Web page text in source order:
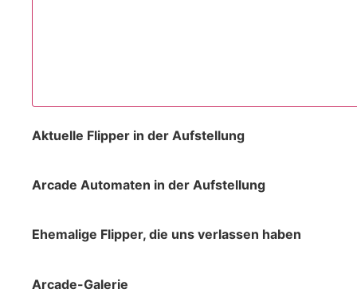
Aktuelle Flipper in der Aufstellung
Arcade Automaten in der Aufstellung
Ehemalige Flipper, die uns verlassen haben
Arcade-Galerie